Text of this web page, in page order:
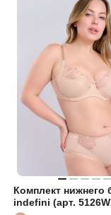
Комплект нижнего
indefini (арт.